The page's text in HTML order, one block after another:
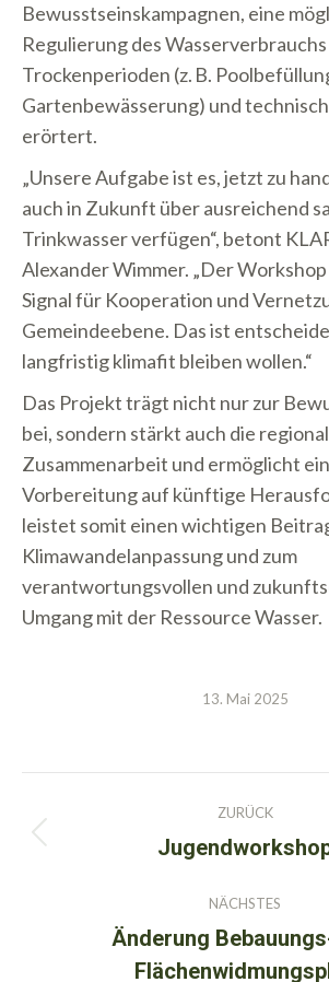
Bewusstseinskampagnen, eine
Regulierung des Wasserverbrauchs
Trockenperioden (z. B.
Gartenbewässerung) und
erörtert.
„Unsere Aufgabe ist es, jetzt zu
auch in Zukunft über ausreichend
Trinkwasser verfügen“, betont
Alexander Wimmer. „Der
Signal für Kooperation und
Gemeindeebene. Das ist
langfristig klimafit bleiben wollen.“
Das Projekt trägt nicht nur zur
bei, sondern stärkt auch die
Zusammenarbeit und ermöglicht
Vorbereitung auf künftige
leistet somit einen wichtigen
Klimawandelanpassung und zum
verantwortungsvollen und
Umgang mit der Ressource Wasser.
13. Mai 2025
ZURÜCK
NÄCHSTES
Nächster
Änderung